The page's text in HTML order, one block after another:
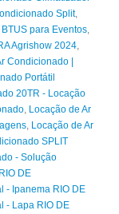
Split,
para Eventos
Agrishow 2024
Condicionado |
Portátil
20TR - Locação
Locação de Ar
Locação de Ar
SPLIT
- Solução
DE
- Ipanema RIO DE
- Lapa RIO DE